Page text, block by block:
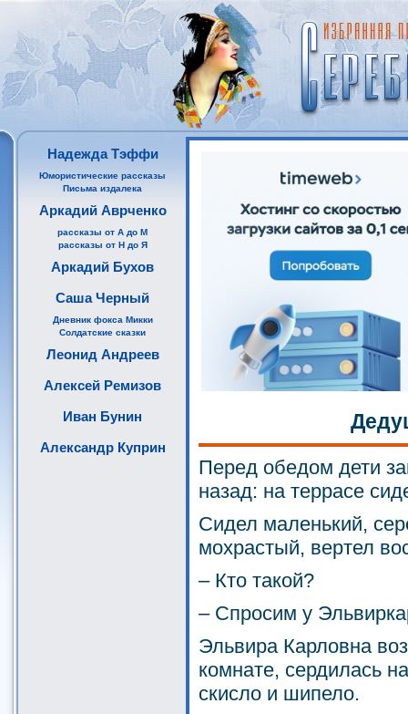
Надежда Тэффи
Юмористические рассказы
Письма издалека
Аркадий Аврченко
рассказы от А до М
рассказы от Н до Я
Аркадий Бухов
Саша Черный
Дневник фокса Микки
Солдатские сказки
Леонид Андреев
Алексей Ремизов
Иван Бунин
Александр Куприн
Перед обедом дети
назад: на террасе
Сидел маленький,
мохрастый, вертел
– Кто такой?
– Спросим у
Эльвира Карловна
комнате, сердилась
скисло и шипело.